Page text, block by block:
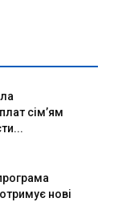
сім’ям
нові